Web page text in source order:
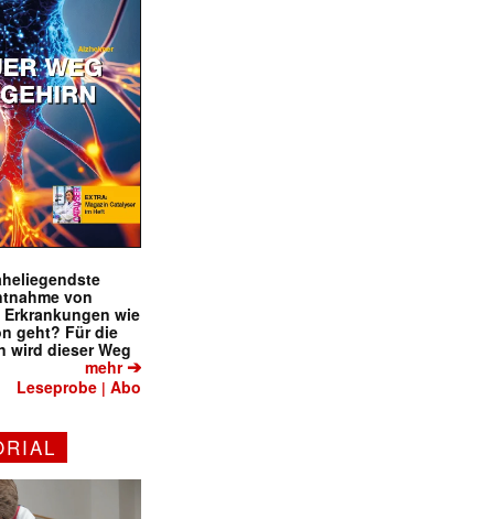
von
wie
geht? Für die
wird dieser Weg
mehr➔
Leseprobe |Abo